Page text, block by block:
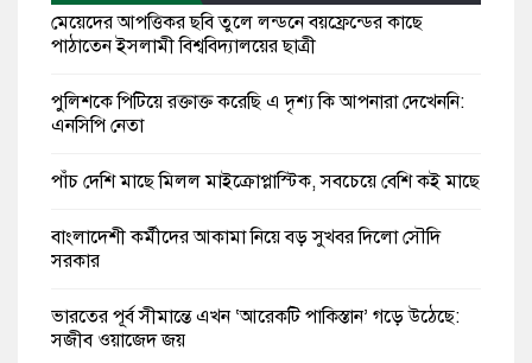
মেয়েদের আপত্তিকর ছবি তুলে লন্ডনে বয়ফ্রেন্ডের কাছে
পাঠাতেন ইসলামী বিশ্ববিদ্যালয়ের ছাত্রী
পুলিশকে পিটিয়ে রক্তাক্ত করেছি এ দৃশ্য কি আপনারা দেখেননি:
এনসিপি নেতা
পাঁচ দেশি মাছে মিলল মাইক্রোপ্লাস্টিক, সবচেয়ে বেশি কই মাছে
বাংলাদেশী কর্মীদের আকামা নিয়ে বড় সুখবর দিলো সৌদি
সরকার
ভারতের পূর্ব সীমান্তে এখন ‘আরেকটি পাকিস্তান’ গড়ে উঠেছে:
সজীব ওয়াজেদ জয়